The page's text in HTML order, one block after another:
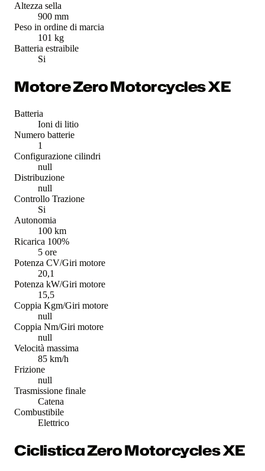
Altezza sella
900 mm
Peso in ordine di marcia
101 kg
Batteria estraibile
Si
Motore Zero Motorcycles XE
Batteria
Ioni di litio
Numero batterie
1
Configurazione cilindri
null
Distribuzione
null
Controllo Trazione
Si
Autonomia
100 km
Ricarica 100%
5 ore
Potenza CV/Giri motore
20,1
Potenza kW/Giri motore
15,5
Coppia Kgm/Giri motore
null
Coppia Nm/Giri motore
null
Velocità massima
85 km/h
Frizione
null
Trasmissione finale
Catena
Combustibile
Elettrico
Ciclistica Zero Motorcycles XE